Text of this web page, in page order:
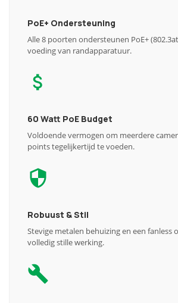
PoE+ Ondersteuning
Alle 8 poorten ondersteunen PoE+
voeding van randapparatuur.
60 Watt PoE Budget
Voldoende vermogen om meerdere
points tegelijkertijd te voeden.
Robuust & Stil
Stevige metalen behuizing en een fanless
volledig stille werking.